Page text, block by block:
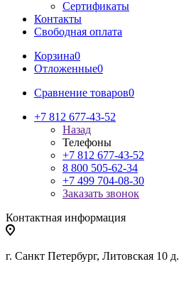
Сертификаты
Контакты
Свободная оплата
Корзина0
Отложенные0
Сравнение товаров0
+7 812 677-43-52
Назад
Телефоны
+7 812 677-43-52
8 800 505-62-34
+7 499 704-08-30
Заказать звонок
Контактная информация
г. Санкт Петербург, Литовская 10 д.